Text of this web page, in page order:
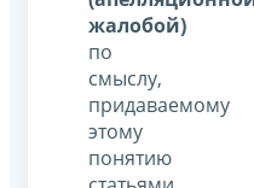
жалобой)
по
смыслу,
придаваемому
этому
понятию